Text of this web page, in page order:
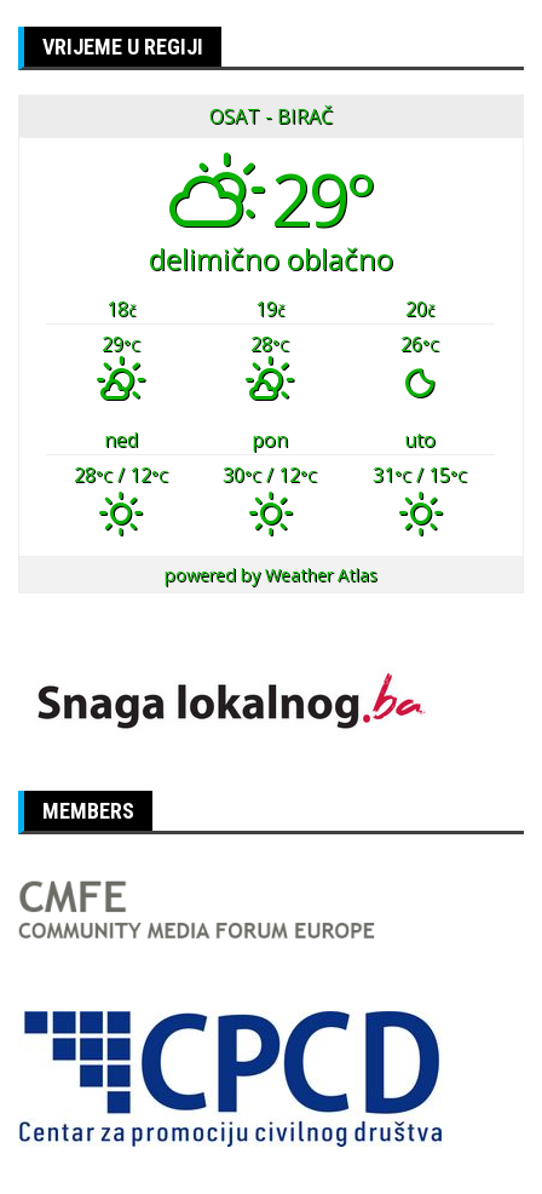
VRIJEME U REGIJI
OSAT - BIRAČ
29°
delimično oblačno
18č 19č 20č
29°C 28°C 26°C
ned pon
uto
28°C/ 12°C 30°C/ 12°C 31°C/ 15°C
powered byWeather Atlas
MEMBERS